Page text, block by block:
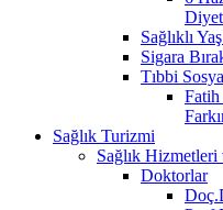
Sağlıklı
Sigara
Tıbbi
Fatih
Sağlık Turizmi
Sağlık
Doktorlar